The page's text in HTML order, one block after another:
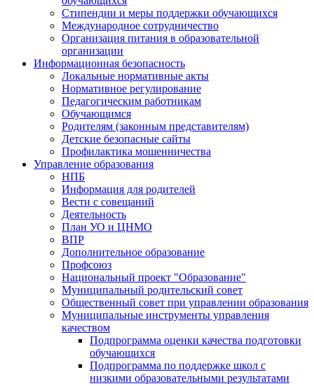
Стипендии и меры поддержки обучающихся
Международное сотрудничество
Организация питания в образовательной
организации
Информационная безопасность
Локальные нормативные акты
Нормативное регулирование
Педагогическим работникам
Обучающимся
Родителям (законным представителям)
Детские безопасные сайты
Профилактика мошенничества
Управление образования
НПБ
Информация для родителей
Вести с совещаний
Деятельность
План УО и ЦНМО
ВПР
Дополнительное образование
Профсоюз
Национальный проект "Образование"
Муниципальный родительский совет
Общественный совет при управлении образования
Муниципальные инструменты управления
качеством
Подпрограмма оценки качества подготовки
обучающихся
Подпрограмма по поддержке школ с
низкими образовательными результатами